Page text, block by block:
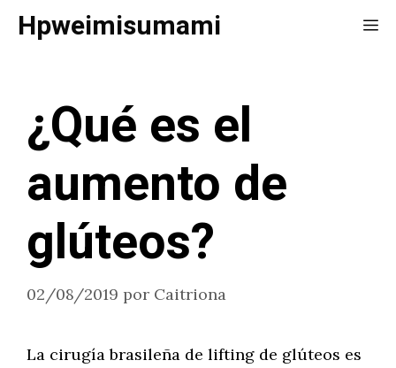
SaltarHpweimisumami
¿Qué es el
aumento de
glúteos?
02/08/2019 por Caitriona
La cirugía brasileña de lifting de glúteos es